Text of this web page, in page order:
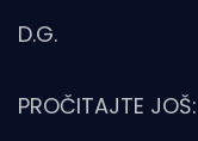
D.G.
PROČITAJTE JOŠ: